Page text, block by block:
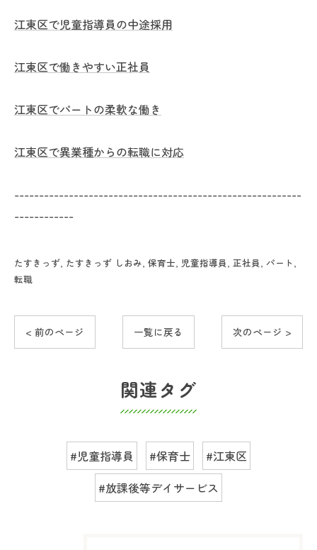
江東区で児童指導員の中途採用
江東区で働きやすい正社員
江東区でパートの柔軟な働き
江東区で異業種からの転職に対応
----------------------------------------------------------
------------
たすきっず たすきっず しおみ 保育士 児童指導員 正社員 パート
転職
< 前のページ 一覧に戻る 次のページ >
関連タグ
#児童指導員 #保育士
#江東区
#放課後等デイサービス